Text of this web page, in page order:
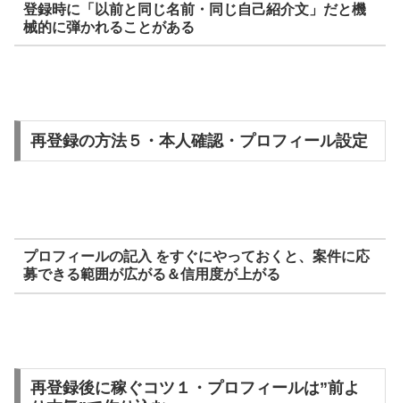
登録時に「以前と同じ名前・同じ自己紹介文」だと機
械的に弾かれることがある
再登録の方法５・本人確認・プロフィール設定
プロフィールの記入 をすぐにやっておくと、案件に応
募できる範囲が広がる＆信用度が上がる
再登録後に稼ぐコツ１・プロフィールは”前よ